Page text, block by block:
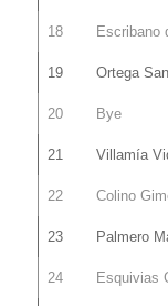
18 Escribano
19 Ortega
20 Bye
21 Villamía
22 Colino
23 Palmero
24 Esquivias